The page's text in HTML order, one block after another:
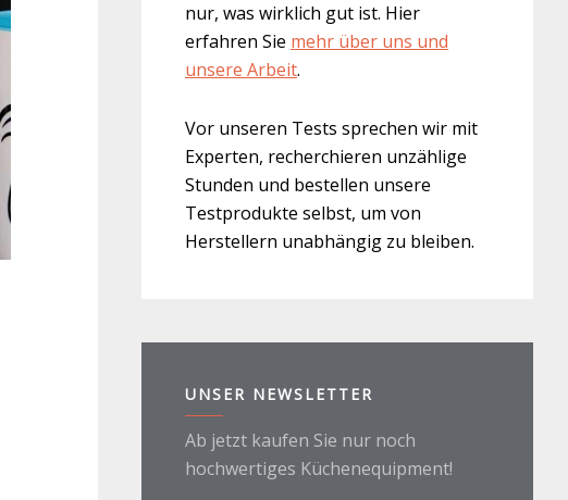
nur, was wirklich gut ist. Hier
erfahren Sie mehr über uns und
unsere Arbeit.
Vor unseren Tests sprechen wir mit
Experten, recherchieren unzählige
Stunden und bestellen unsere
Testprodukte selbst, um von
Herstellern unabhängig zu bleiben.
UNSER NEWSLETTER
Ab jetzt kaufen Sie nur noch
hochwertiges Küchenequipment!